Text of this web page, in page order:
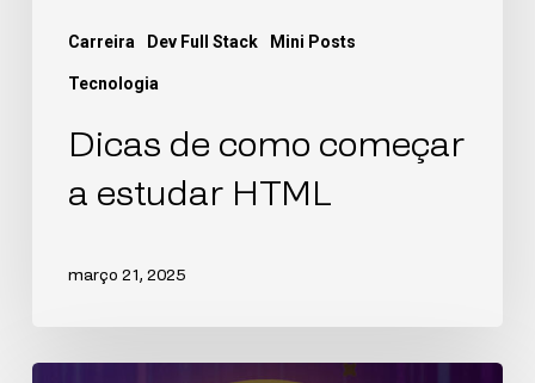
Carreira Dev Full Stack Mini Posts
Tecnologia
Dicas de como começar
a estudar HTML
março 21, 2025